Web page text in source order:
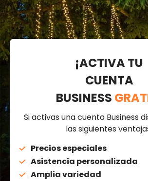
¡ACTIVA TU
CUENTA
BUSINESS
Si activas una cuenta Business
las siguientes
Precios especiales
Asistencia personalizada
Amplia variedad